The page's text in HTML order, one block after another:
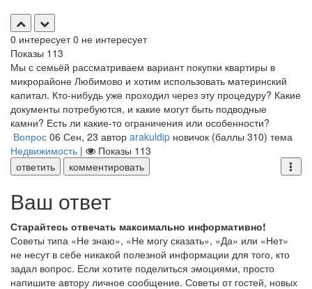
0 интересует 0 не интересует
Показы 113
Мы с семьёй рассматриваем вариант покупки квартиры в
микрорайоне Любимово и хотим использовать материнский
капитал. Кто-нибудь уже проходил через эту процедуру? Какие
документы потребуются, и какие могут быть подводные
камни? Есть ли какие-то ограничения или особенности?
Вопрос 06 Сен, 23 автор arakuldip новичок (баллы 310) тема
Недвижимость | Показы 113
ответить
комментировать
Ваш ответ
Старайтесь отвечать максимально информативно!
Советы типа «Не знаю», «Не могу сказать», «Да» или «Нет»
не несут в себе никакой полезной информации для того, кто
задал вопрос. Если хотите поделиться эмоциями, просто
напишите автору личное сообщение. Советы от гостей, новых